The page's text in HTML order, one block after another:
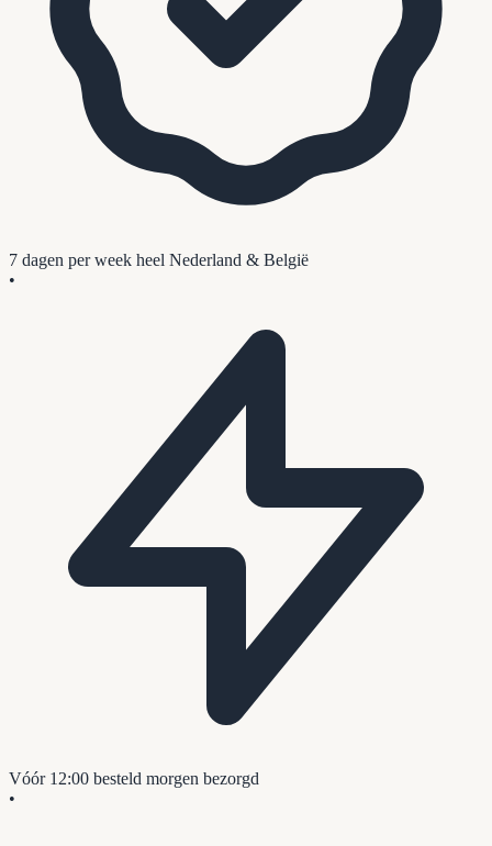
7 dagen per week heel Nederland & België
•
Vóór 12:00 besteld morgen bezorgd
•